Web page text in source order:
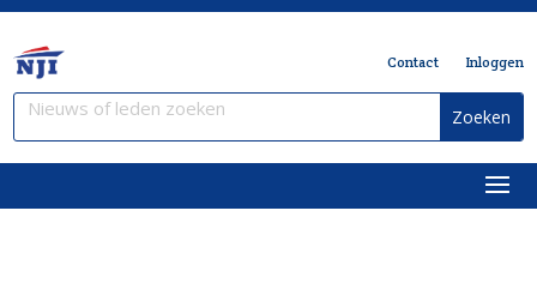
Contact Inloggen